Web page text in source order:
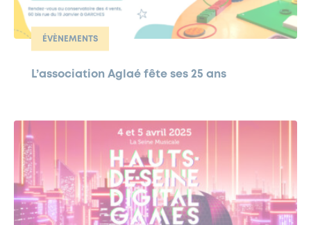
ÉVÈNEMENTS
L’association Aglaé fête ses 25 ans